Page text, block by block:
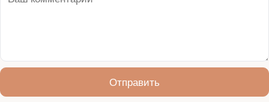
Отправить